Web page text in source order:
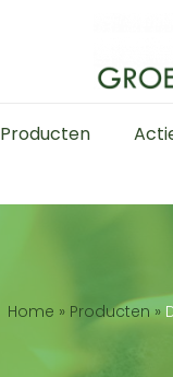
Producten
Home » Producten»